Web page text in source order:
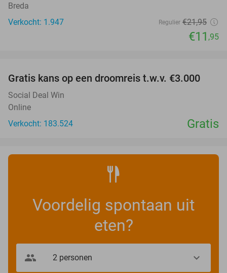
Breda
Verkocht: 1.947
Regulier €21,95
€11 ,95
Gratis kans op een droomreis t.w.v. €3.000
Social Deal Win
Online
Verkocht: 183.524
Gratis
Voordelig spontaan uit
eten?